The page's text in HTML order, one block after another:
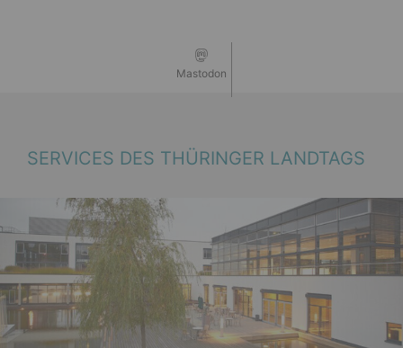
Mastodon
SERVICES DES THÜRINGER LANDTAGS